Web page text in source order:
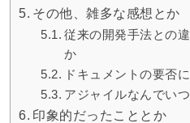
その他、雑多な感想とか
従来の開発手法との
か
ドキュメントの要否
アジャイルなんでい
印象的だったこととか